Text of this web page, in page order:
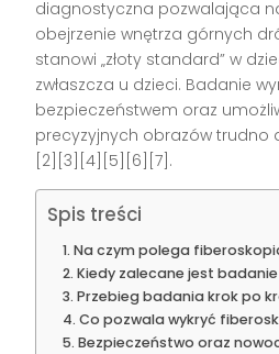
diagnostyczna pozwalająca
obejrzenie wnętrza górnych
stanowi „złoty standard” w
zwłaszcza u dzieci. Badanie
bezpieczeństwem oraz
precyzyjnych obrazów trudno
[2][3][4][5][6][7].
Spis treści
Na czym polega
Kiedy zalecane jest
Przebieg badania krok po
Co pozwala wykryć
Bezpieczeństwo oraz